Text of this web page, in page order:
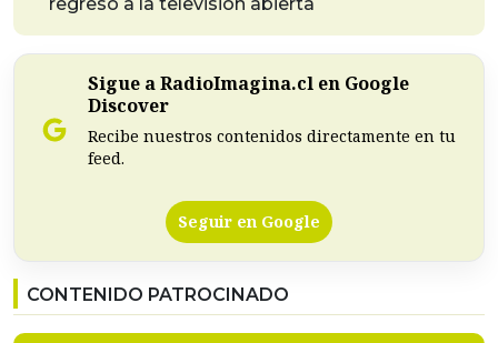
regreso a la televisión abierta
Sigue a RadioImagina.cl en Google
Discover
Recibe nuestros contenidos directamente en tu
feed.
Seguir en Google
CONTENIDO PATROCINADO